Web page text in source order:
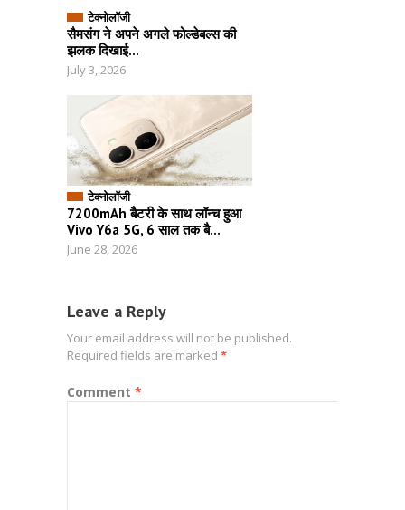
टेक्नोलॉजी
सैमसंग ने अपने अगले फोल्डेबल्स की
झलक दिखाई...
July 3, 2026
टेक्नोलॉजी
7200mAh बैटरी के साथ लॉन्च हुआ
Vivo Y6a 5G, 6 साल तक बै...
June 28, 2026
Leave a Reply
Your email address will not be published.
Required fields are marked *
Comment *